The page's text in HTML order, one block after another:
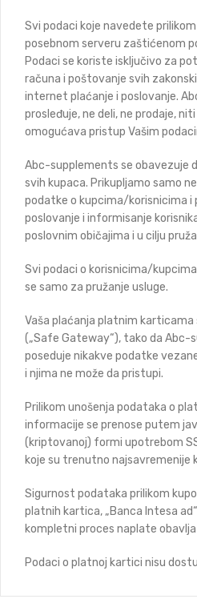
Svi podaci koje navedete
posebnom serveru zaštićenom
Podaci se koriste isključivo za
računa i poštovanje svih
internet plaćanje i poslovanje.
prosleđuje, ne deli, ne prodaje,
omogućava pristup Vašim
Abc-supplements se obavezuje
svih kupaca. Prikupljamo samo
podatke o kupcima/korisnicima i
poslovanje i informisanje
poslovnim običajima i u cilju
Svi podaci o korisnicima/
se samo za pružanje usluge.
Vaša plaćanja platnim karticama
(„Safe Gateway“), tako da Abc-
poseduje nikakve podatke
i njima ne može da pristupi.
Prilikom unošenja podataka o
informacije se prenose putem
(kriptovanoj) formi upotrebom
koje su trenutno najsavremenije
Sigurnost podataka prilikom
platnih kartica, „Banca Intesa
kompletni proces naplate
Podaci o platnoj kartici nisu